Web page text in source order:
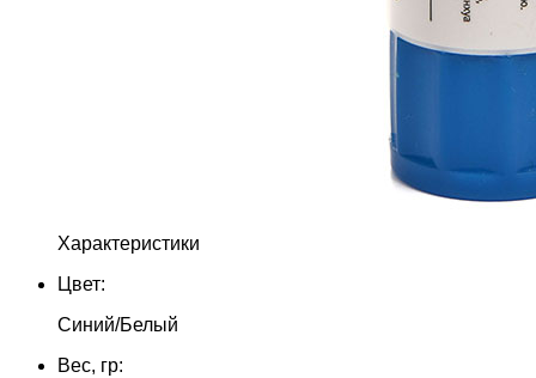
Характеристики
Цвет:
Синий/Белый
Вес, гр: